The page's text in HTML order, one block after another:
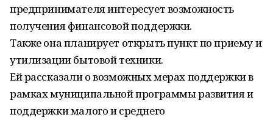
предпринимателя интересует возможность
получения финансовой поддержки.
Также она планирует открыть пункт по приему и
утилизации бытовой техники.
Ей рассказали о возможных мерах поддержки в
рамках муниципальной программы развития и
поддержки малого и среднего